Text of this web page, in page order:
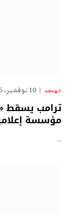
الهدهد 10 نوفمبر، 2025
ترامب يسقط
مؤسسة
…